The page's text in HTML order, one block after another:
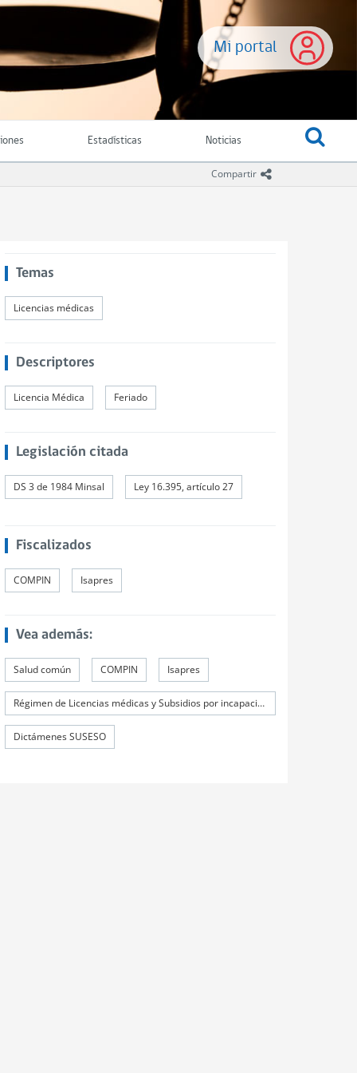
Mi portal
Estadísticas Noticias
Compartir icono compartir
Temas
Licencias médicas
Descriptores
Licencia Médica Feriado
Legislación citada
DS 3 de 1984 Minsal Ley 16.395, artículo 27
Fiscalizados
COMPIN Isapres
Vea además:
Salud común COMPIN Isapres
Régimen de Licencias médicas y Subsidios por incapacidad laboral (SIL)
Dictámenes SUSESO